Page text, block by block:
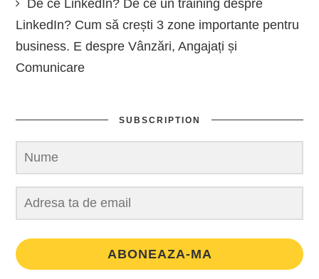
De ce LinkedIn? De ce un training despre
LinkedIn? Cum să crești 3 zone importante pentru
business. E despre Vânzări, Angajați și
Comunicare
SUBSCRIPTION
ABONEAZA-MA